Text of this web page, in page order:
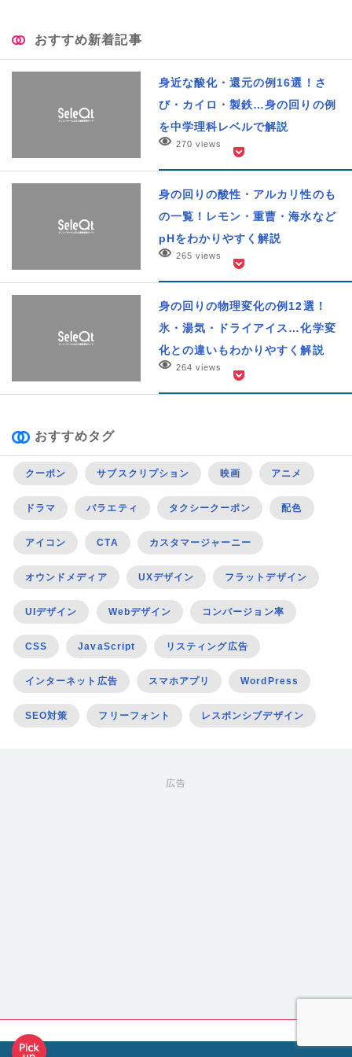
おすすめ新着記事
身近な酸化・還元の例16選！さ
び・カイロ・製鉄…身の回りの例
を中学理科レベルで解説
270 views
身の回りの酸性・アルカリ性のも
の一覧！レモン・重曹・海水など
pHをわかりやすく解説
265 views
身の回りの物理変化の例12選！
氷・湯気・ドライアイス…化学変
化との違いもわかりやすく解説
264 views
おすすめタグ
クーポン サブスクリプション 映画 アニメ
ドラマ バラエティ タクシークーポン 配色
アイコン CTA カスタマージャーニー
オウンドメディア UXデザイン フラットデザイン
UIデザイン Webデザイン コンバージョン率
CSS JavaScript リスティング広告
インターネット広告 スマホアプリ WordPress
SEO対策 フリーフォント レスポンシブデザイン
広告